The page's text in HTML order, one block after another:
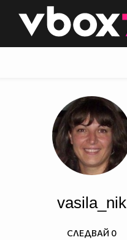
👾
vasila_nik
СЛЕДВАЙ 0